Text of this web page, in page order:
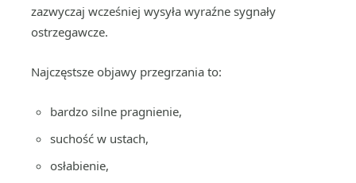
zazwyczaj wcześniej wysyła wyraźne sygnały
ostrzegawcze.
Najczęstsze objawy przegrzania to:
bardzo silne pragnienie,
suchość w ustach,
osłabienie,